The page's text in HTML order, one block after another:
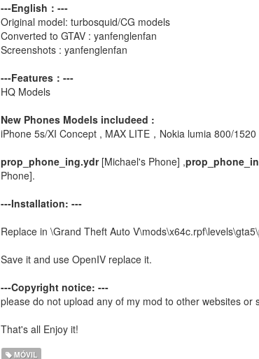
---English：---
Original model: turbosquid/CG models
Converted to GTAV : yanfenglenfan
Screenshots : yanfenglenfan
---Features：---
HQ Models
New Phones Models includeed :
iPhone 5s/XI Concept , MAX LITE，Nokia lumia 800/
prop_phone_ing.ydr[Michael's Phone] ,
Phone].
---Installation: ---
Replace in \Grand Theft Auto
Save it and use OpenIV replace it.
---Copyright notice: ---
please do not upload any of my mod to other websites or
That's all Enjoy it!
MÓVIL